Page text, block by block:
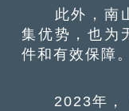
此外，南山
集优势，也为
件和有效保障。
2023年，「